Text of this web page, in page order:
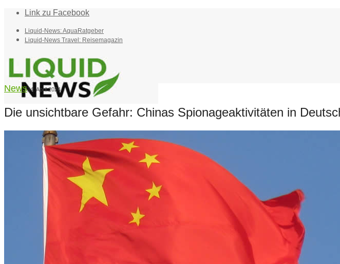
Link zu Facebook
Liquid-News: AquaRatgeber
Liquid-News Travel: Reisemagazin
Home
Suche
News24. April 2024
Die unsichtbare Gefahr: Chinas Spionageaktivitäten in